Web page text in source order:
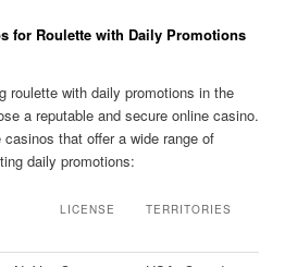
for Roulette with Daily Promotions
roulette with daily promotions in the
a reputable and secure online casino.
that offer a wide range of
daily promotions:
LICENSE TERRITORIES